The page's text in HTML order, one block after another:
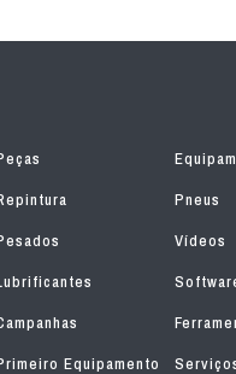
Pneus
Vídeos
Equipamento